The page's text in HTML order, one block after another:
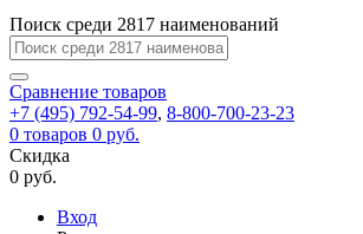
Ок
Запомнить
меня
Забыли
указанный
электронный
адрес,
перейдя
по
которой
вы
новый
Перейдите
по
для
смены
пароля.
Сменить
Сообщение
пользовательского
соглашения
Поиск среди 2817 наименований
Сравнение товаров
+7 (495) 792-54-99, 8-800-700-23-23
0 товаров 0 руб.
Скидка
0 руб.
Вход